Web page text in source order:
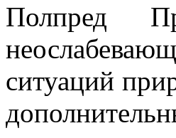
Полпред
ситуаций